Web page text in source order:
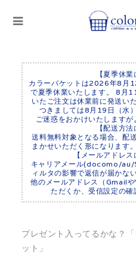
【夏季休業
カラーバケットは2026年8月
で夏季休業いたします。 8月
いたご注文は休業前に発送い
つきましては8月19日（水
ご迷惑をおかけいたしますが
【配送方法
送料無料対象となる場合、配
まかせいただく形になります
【メールアドレ
キャリアメール(docomo/au/
ィルタの影響で返信が届かな
他のメールアドレス（Gmail
ただくか、受信設定の確
プレゼント入ってるかな？
ット」